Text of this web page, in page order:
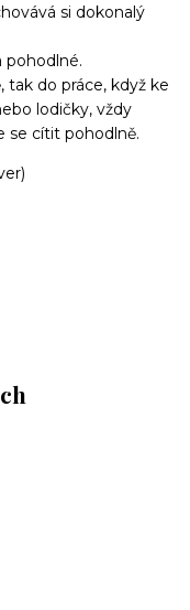
si dokonalý
pohodlné.
tak do práce, když ke
lodičky, vždy
se cítit pohodlně.